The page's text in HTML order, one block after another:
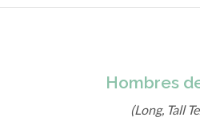
Hombres
(Long, Tall